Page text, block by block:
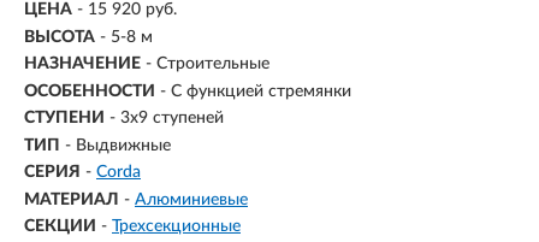
ЦЕНА - 15 920 руб.
ВЫСОТА - 5-8 м
НАЗНАЧЕНИЕ - Строительные
ОСОБЕННОСТИ - С функцией стремянки
СТУПЕНИ - 3х9 ступеней
ТИП - Выдвижные
СЕРИЯ - Corda
МАТЕРИАЛ - Алюминиевые
СЕКЦИИ - Трехсекционные